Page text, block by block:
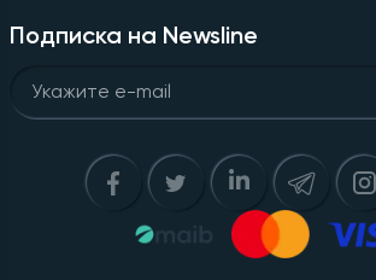
Подписка на Newsline